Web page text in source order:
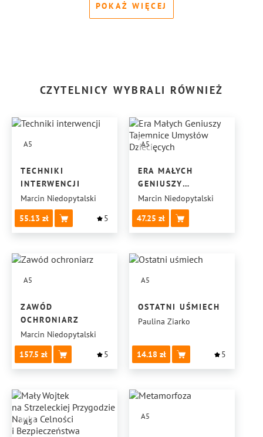
POKAŻ WIĘCEJ
CZYTELNICY WYBRALI RÓWNIEŻ
A5
TECHNIKI
INTERWENCJI
Marcin Niedopytalski
55.13
5
A5
ERA MAŁYCH
GENIUSZY
TAJEMNICE
UMYSŁÓW
DZIECIĘCYCH
Marcin Niedopytalski
47.25
A5
ZAWÓD
OCHRONIARZ
Marcin Niedopytalski
157.5
5
A5
OSTATNI UŚMIECH
Paulina Ziarko
14.18 5
A5
A5